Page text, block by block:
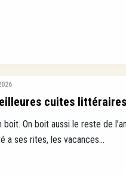
cuites littéraires
boit. On boit aussi le reste de
a ses rites, les vacances...